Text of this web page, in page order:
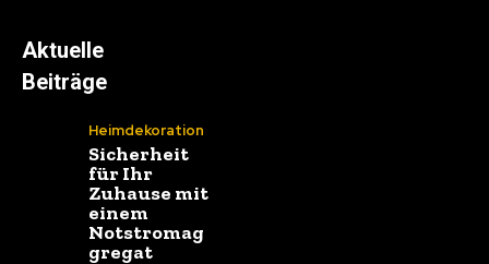
Aktuelle
Beiträge
Heimdekoration
Sicherheit
für Ihr
Zuhause mit
einem
Notstromag
gregat